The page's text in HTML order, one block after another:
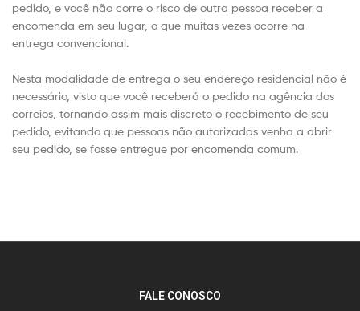
pedido, e você não corre o risco de outra pessoa receber a
encomenda em seu lugar, o que muitas vezes ocorre na
entrega convencional.
Nesta modalidade de entrega o seu endereço residencial não é
necessário, visto que você receberá o pedido na agência dos
correios, tornando assim mais discreto o recebimento de seu
pedido, evitando que pessoas não autorizadas venha a abrir
seu pedido, se fosse entregue por encomenda comum.
FALE CONOSCO